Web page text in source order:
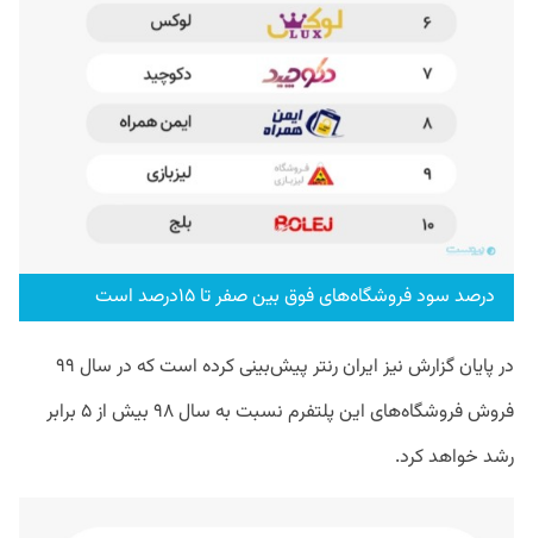
درصد سود فروشگا‌ه‌های فوق بین صفر تا ۱۵درصد است
در پایان گزارش نیز ایران رنتر پیش‌بینی کرده است که در سال ۹۹
فروش فروشگاه‌های این پلتفرم نسبت به سال ۹۸ بیش از ۵ برابر
رشد خواهد کرد.